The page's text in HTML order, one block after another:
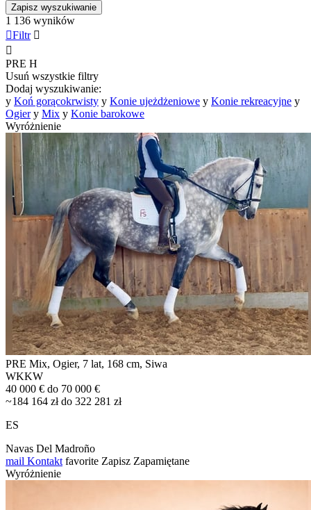
Zapisz wyszukiwanie
1 136 wyników
Filtr 

PRE H
Usuń wszystkie filtry
Dodaj wyszukiwanie:
y Koń gorącokrwisty y Konie ujeżdżeniowe y Konie rekreacyjne y
Ogier y Mix y Konie barokowe
Wyróżnienie
PRE Mix, Ogier, 7 lat, 168 cm, Siwa
WKKW
40 000 € do 70 000 €
~184 164 zł do 322 281 zł
ES
Navas Del Madroño
mail Kontakt favorite Zapisz Zapamiętane
Wyróżnienie